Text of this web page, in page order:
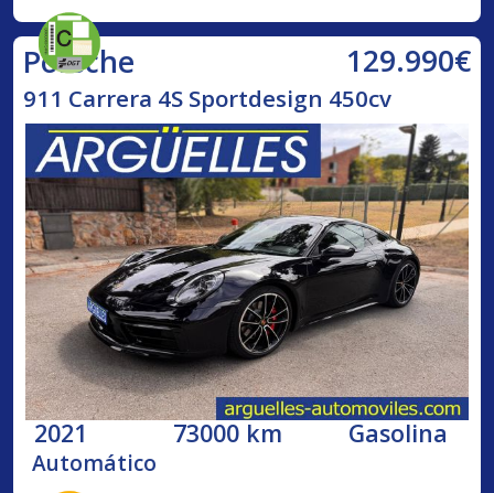
Porsche 129.990€
911 Carrera 4S Sportdesign 450cv
2021 73000 km Gasolina
Automático